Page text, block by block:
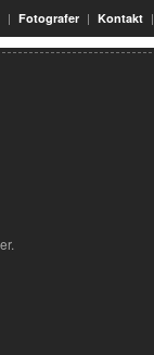
| Fotografer | Kontakt |